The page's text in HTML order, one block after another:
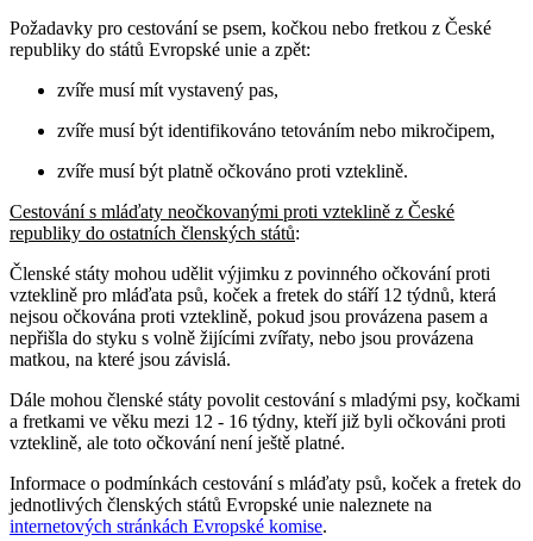
Požadavky pro cestování se psem, kočkou nebo fretkou z České
republiky do států Evropské unie a zpět:
zvíře musí mít vystavený pas,
zvíře musí být identifikováno tetováním nebo mikročipem,
zvíře musí být platně očkováno proti vzteklině.
Cestování s mláďaty neočkovanými proti vzteklině z České
republiky do ostatních členských států:
Členské státy mohou udělit výjimku z povinného očkování proti
vzteklině pro mláďata psů, koček a fretek do stáří 12 týdnů, která
nejsou očkována proti vzteklině, pokud jsou provázena pasem a
nepřišla do styku s volně žijícími zvířaty, nebo jsou provázena
matkou, na které jsou závislá.
Dále mohou členské státy povolit cestování s mladými psy, kočkami
a fretkami ve věku mezi 12 - 16 týdny, kteří již byli očkováni proti
vzteklině, ale toto očkování není ještě platné.
Informace o podmínkách cestování s mláďaty psů, koček a fretek do
jednotlivých členských států Evropské unie naleznete na
internetových stránkách Evropské komise.